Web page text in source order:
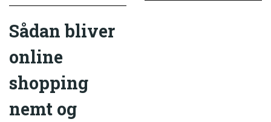
Sådan bliver
online
shopping
nemt og